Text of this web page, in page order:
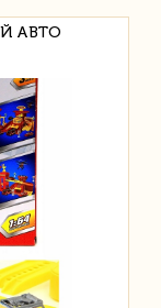
АВТО